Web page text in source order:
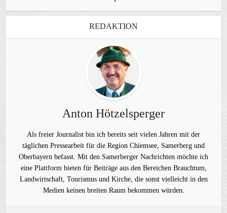
REDAKTION
Anton Hötzelsperger
Als freier Journalist bin ich bereits seit vielen Jahren mit der
täglichen Pressearbeit für die Region Chiemsee, Samerberg und
Oberbayern befasst. Mit den Samerberger Nachrichten möchte ich
eine Plattform bieten für Beiträge aus den Bereichen Brauchtum,
Landwirtschaft, Tourismus und Kirche, die sonst vielleicht in den
Medien keinen breiten Raum bekommen würden.